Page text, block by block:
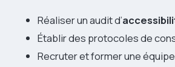
Réaliser un audit d’
Établir des protocoles de
Recruter et former une